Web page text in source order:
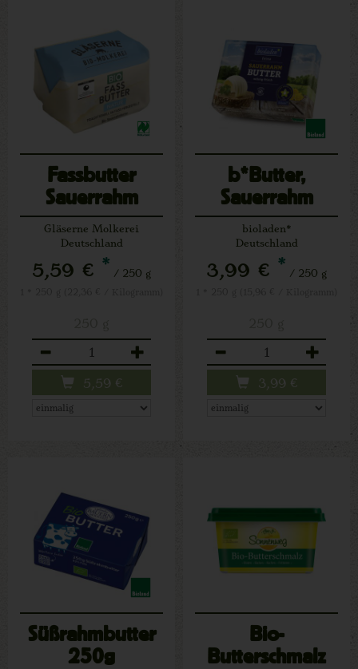
Fassbutter
Sauerrahm
natur
Gläserne Molkerei
Deutschland
5,59 € * / 250 g
5,59 €
b*Butter,
Sauerrahm
bioladen*
Deutschland
3,99 € * / 250 g
3,99 €
Süßrahmbutter
250g
Bio-
Butterschmalz